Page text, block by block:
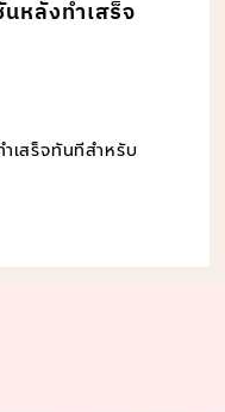
หลังทำเสร็จ
เสร็จทันทีสำหรับ